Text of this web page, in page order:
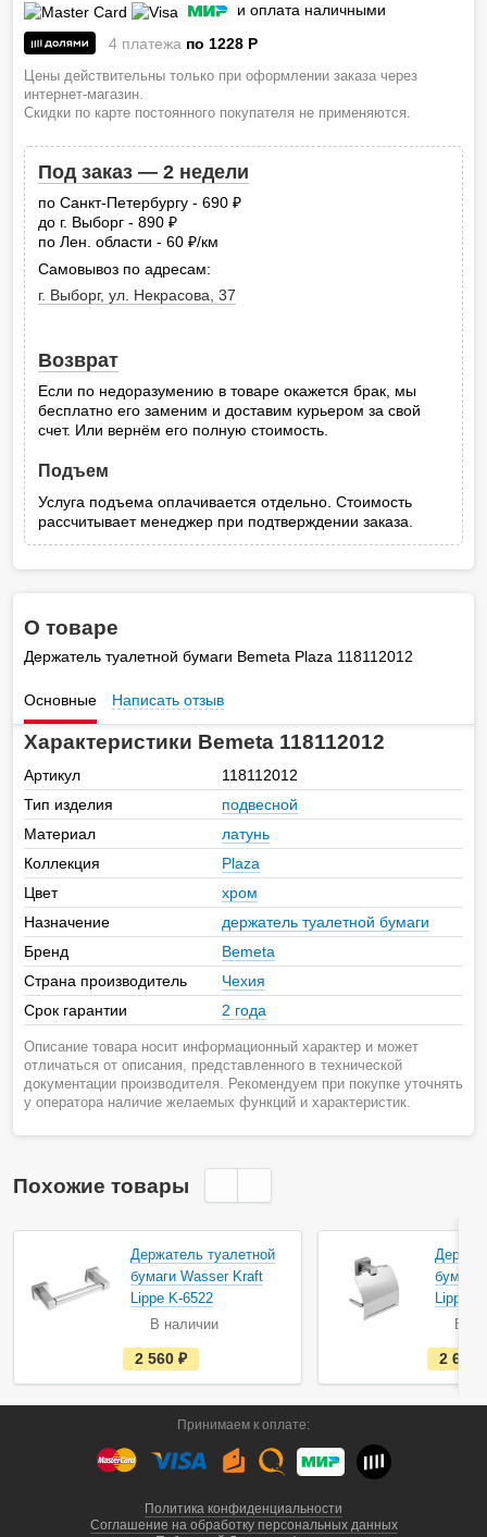
и оплата наличными
4 платежа по 1228 P
Цены действительны только при оформлении заказа через
интернет-магазин.
Скидки по карте постоянного покупателя не применяются.
Под заказ — 2 недели
по Санкт-Петербургу - 690
до г. Выборг - 890
по Лен. области - 60
руб.
/км
Самовывоз по адресам:
г. Выборг, ул. Некрасова, 37
Возврат
Если по недоразумению в товаре окажется брак, мы
бесплатно его заменим и доставим курьером за свой
счет. Или вернём его полную стоимость.
Подъем
Услуга подъема оплачивается отдельно. Стоимость
рассчитывает менеджер при подтверждении заказа.
О товаре
Держатель туалетной бумаги Bemeta Plaza 118112012
Основные Написать отзыв
Характеристики Bemeta 118112012
Артикул
118112012
Тип изделия
подвесной
Материал
латунь
Коллекция
Plaza
Цвет
хром
Назначение
держатель туалетной бумаги
Бренд
Bemeta
Страна производитель
Чехия
Срок гарантии
2 года
Описание товара носит информационный характер и может
отличаться от описания, представленного в технической
документации производителя. Рекомендуем при покупке уточнять
у оператора наличие желаемых функций и характеристик.
Похожие товары
Держатель туалетной
бумаги Wasser Kraft
Lippe K-6522
В наличии
е
с
т
н
л
и
и
2 560
бумаги
Lippe
В
2 650
Принимаем к оплате:
Политика конфиденциальности
Соглашение на обработку персональных данных